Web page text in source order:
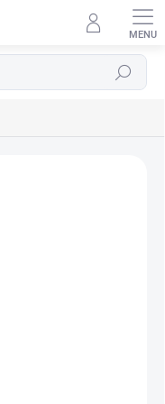
Hľadať